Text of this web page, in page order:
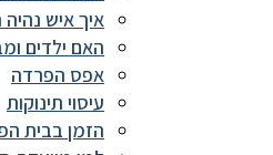
איך איש נהיה
האם ילדים
אפס הפרדה
עיסוי תינוקות
הזמן בבית